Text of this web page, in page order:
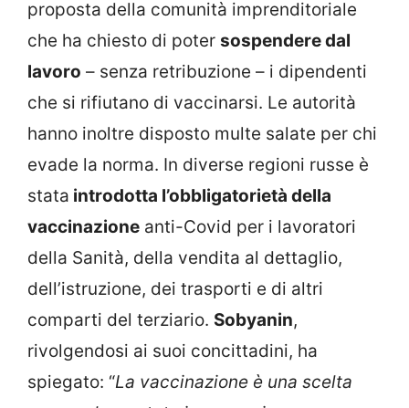
proposta della comunità imprenditoriale
che ha chiesto di poter sospendere dal
lavoro – senza retribuzione – i dipendenti
che si rifiutano di vaccinarsi. Le autorità
hanno inoltre disposto multe salate per chi
evade la norma. In diverse regioni russe è
stata introdotta l’obbligatorietà della
vaccinazione anti-Covid per i lavoratori
della Sanità, della vendita al dettaglio,
dell’istruzione, dei trasporti e di altri
comparti del terziario. Sobyanin,
rivolgendosi ai suoi concittadini, ha
spiegato: “La vaccinazione è una scelta